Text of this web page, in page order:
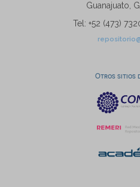
Guanajuato,
Tel: +52 (473)
Otros sitios